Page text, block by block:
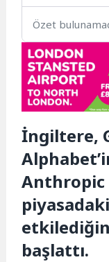
Özet
İngiltere,
Anthropic
başlattı.